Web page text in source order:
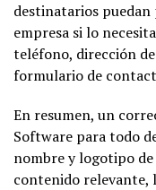
destinatarios
empresa si lo
teléfono, dirección
formulario de
En resumen, un
Software para todo
nombre y logotipo
contenido relevante,